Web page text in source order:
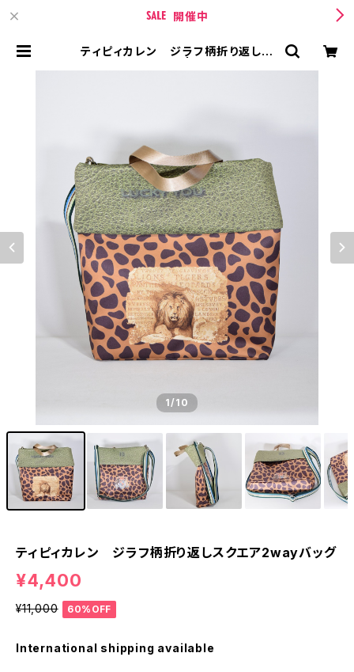
開催中
ティピィカレン ジラフ柄折り返しス
1/10
ティピィカレン ジラフ柄折り返しスクエア2wayバッグ
¥4,400
¥11,000 60%OFF
International shipping available